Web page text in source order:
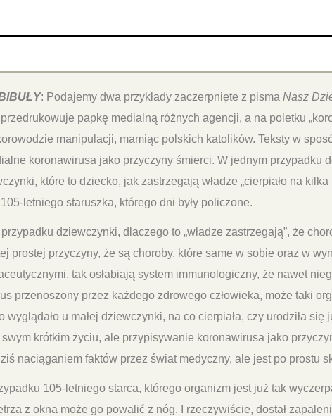
: Podajemy dwa przykłady zaczerpnięte z pisma Nasz
papkę medialną różnych agencji, a na poletku
manipulacji, mamiąc polskich katolików. Teksty w
koronawirusa jako przyczyny śmierci. W jednym przypadku
które to dziecko, jak zastrzegają władze „cierpiało na
letniego staruszka, którego dni były policzone.
dziewczynki, dlaczego to „władze zastrzegają”, że
prostej przyczyny, że są choroby, które same w sobie oraz w
tak osłabiają system immunologiczny, że nawet
przenoszony przez każdego zdrowego człowieka, może taki
wyglądało u małej dziewczynki, na co cierpiała, czy urodziła się
swym krótkim życiu, ale przypisywanie koronawirusa jako
naciąganiem faktów przez świat medyczny, ale jest po prostu
105-letniego starca, którego organizm jest już tak
z okna może go powalić z nóg. I rzeczywiście, dostał